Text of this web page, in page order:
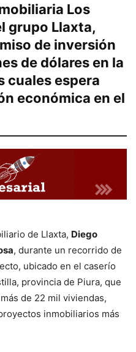
Los
grupo Llaxta,
de inversión
de dólares en la
cuales espera
económica en el
de Llaxta, Diego
, durante un recorrido de
ubicado en el caserío
provincia de Piura, que
de 22 mil viviendas,
inmobiliarios más